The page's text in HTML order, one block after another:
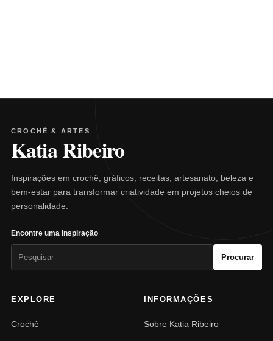
CROCHÊ & ARTES
Katia Ribeiro
Inspirações em crochê, gráficos, receitas, artesanato, beleza e
bem-estar para transformar criatividade em projetos cheios de
personalidade.
Encontre uma inspiração
Procurar
EXPLORE
Crochê
INFORMAÇÕES
Sobre Katia Ribeiro